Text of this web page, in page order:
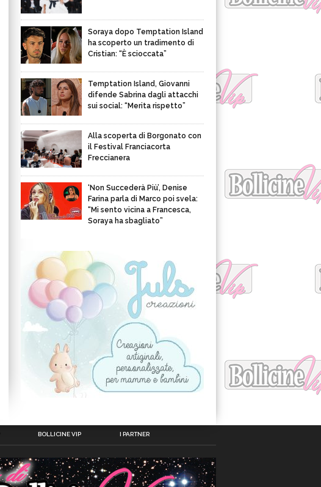
Soraya dopo Temptation Island
ha scoperto un tradimento di
Cristian: “È scioccata”
Temptation Island, Giovanni
difende Sabrina dagli attacchi
sui social: “Merita rispetto”
Alla scoperta di Borgonato con
il Festival Franciacorta
Freccianera
‘Non Succederà Più’, Denise
Farina parla di Marco poi svela:
“Mi sento vicina a Francesca,
Soraya ha sbagliato”
BOLLICINE VIP I PARTNER